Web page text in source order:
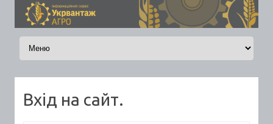
Skip to content
Вхід на сайт.